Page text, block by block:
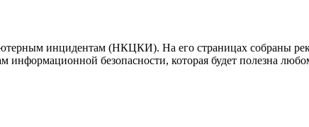
инцидентам (НКЦКИ). На его страницах собраны
безопасности, которая будет полезна